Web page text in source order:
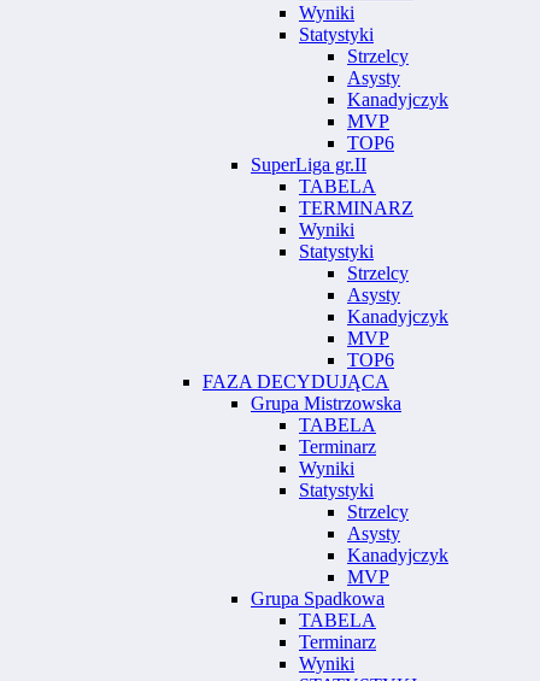
Wyniki
Statystyki
Strzelcy
Asysty
Kanadyjczyk
MVP
TOP6
SuperLiga gr.II
TABELA
TERMINARZ
Wyniki
Statystyki
Strzelcy
Asysty
Kanadyjczyk
MVP
TOP6
FAZA DECYDUJĄCA
Grupa Mistrzowska
TABELA
Terminarz
Wyniki
Statystyki
Strzelcy
Asysty
Kanadyjczyk
MVP
Grupa Spadkowa
TABELA
Terminarz
Wyniki